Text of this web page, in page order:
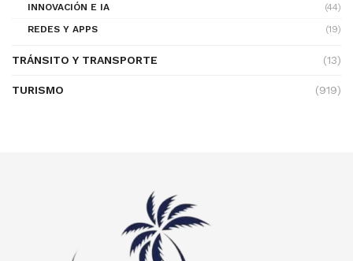
INNOVACIÓN E IA
(44)
REDES Y APPS
(19)
TRÁNSITO Y TRANSPORTE (13)
TURISMO (919)